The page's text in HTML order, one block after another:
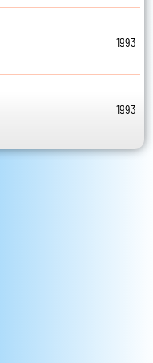
1993
1993